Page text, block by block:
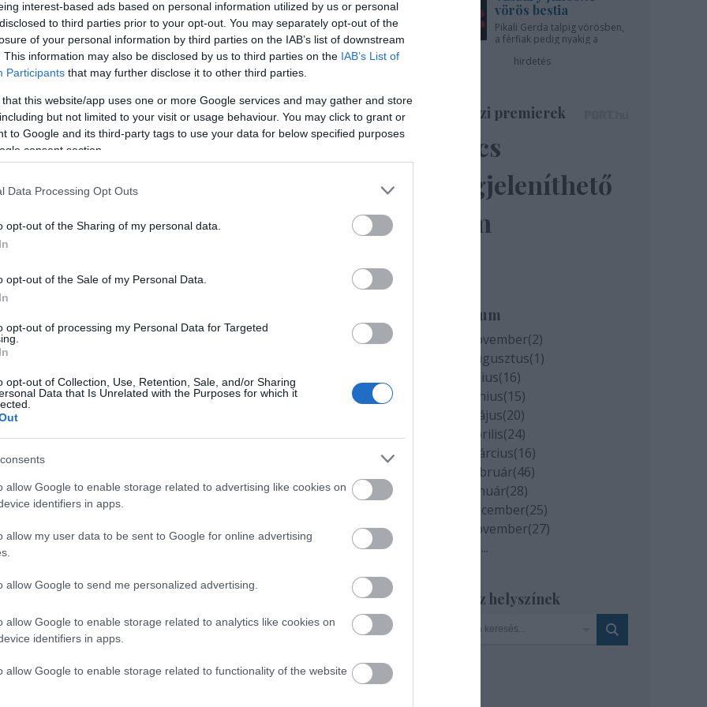
interest-based ads based on personal information utilized by us or personal
to third parties prior to your opt-out. You may separately opt-out of the
of your personal information by third parties on the IAB’s list of downstream
This information may also be disclosed by us to third parties on the IAB’s List of
Participants that may further disclose it to other third parties.
that this website/app uses one or more Google services and may gather and store
but not limited to your visit or usage behaviour. You may click to grant or
to Google and its third-party tags to use your data for below specified purposes
consent section.
Data Processing Opt Outs
opt-out of the Sharing of my personal data.
opt-out of the Sale of my Personal Data.
opt-out of processing my Personal Data for Targeted
opt-out of Collection, Use, Retention, Sale, and/or Sharing
Data that Is Unrelated with the Purposes for which it
allow Google to enable storage related to advertising like cookies on
identifiers in apps.
allow my user data to be sent to Google for online advertising
allow Google to send me personalized advertising.
allow Google to enable storage related to analytics like cookies on
identifiers in apps.
allow Google to enable storage related to functionality of the website
hírolvasó (ún. aggregátor) szoftverrel hozzáférhet.
szoftver Windows alá az ingyenesFeedreader.Egyik
jobb alsó sarkában automatikusan felnyíló
megjelent hírek címeit.
lépésben történik:
(Add new feed) kell kattintani (vagy lenyomni az
fel (Location of feed), melybe ezt kell bemásolni:
2005-12-29/11851709/feed.xml
Next, majd a Finish gombra kell klikkelni, s az adott
az alapból beállítottak közül kitörölni azokat,
t?
ingyen letölthető a
formátumban publikált friss cikkek fogadására
használható), de a sokak által használt Outlook
Az Internet Explorert használók a
nevű
az RSS-hírek fogadására, míg az Opera és Firefox
de Linuxhoz és Mac OS X operációs rendszerhez is
is, ezen a címen:
2005-12-29/11851709/feed20.xml
vörös bestia
Pikali Gerda talpig vörösben,
a férfiak pedig nyakig a
hirdetés
Színházi premierek
Nincs
megjeleníthető
elem
Archívum
2020 november(2)
2020 augusztus(1)
2020 július(16)
2020 június(15)
2020 május(20)
2020 április(24)
2020 március(16)
2020 február(46)
2020 január(28)
2019 december(25)
2019 november(27)
...
Szinház helyszínek